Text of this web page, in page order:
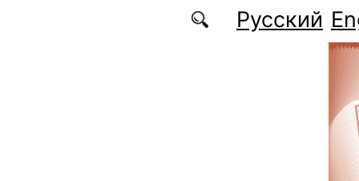
Русский